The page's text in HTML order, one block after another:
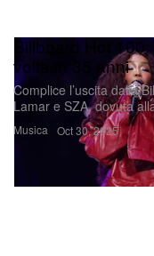
Musica
Billboard Hot
volta in 35 anni
Complice l’uscita dalla
Lamar e SZA, dovuta
Oct 30, 2025